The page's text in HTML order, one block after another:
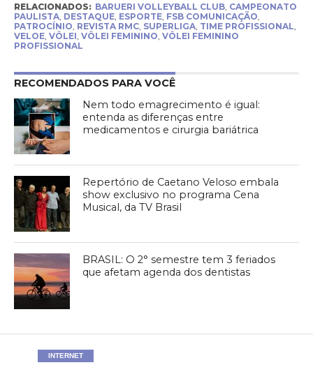
RELACIONADOS: BARUERI VOLLEYBALL CLUB, CAMPEONATO
PAULISTA, DESTAQUE, ESPORTE, FSB COMUNICAÇÃO,
PATROCÍNIO, REVISTA RMC, SUPERLIGA, TIME PROFISSIONAL,
VELOE, VÔLEI, VÔLEI FEMININO, VÔLEI FEMININO
PROFISSIONAL
RECOMENDADOS PARA VOCÊ
Nem todo emagrecimento é igual:
entenda as diferenças entre
medicamentos e cirurgia bariátrica
Repertório de Caetano Veloso embala
show exclusivo no programa Cena
Musical, da TV Brasil
BRASIL: O 2° semestre tem 3 feriados
que afetam agenda dos dentistas
INTERNET